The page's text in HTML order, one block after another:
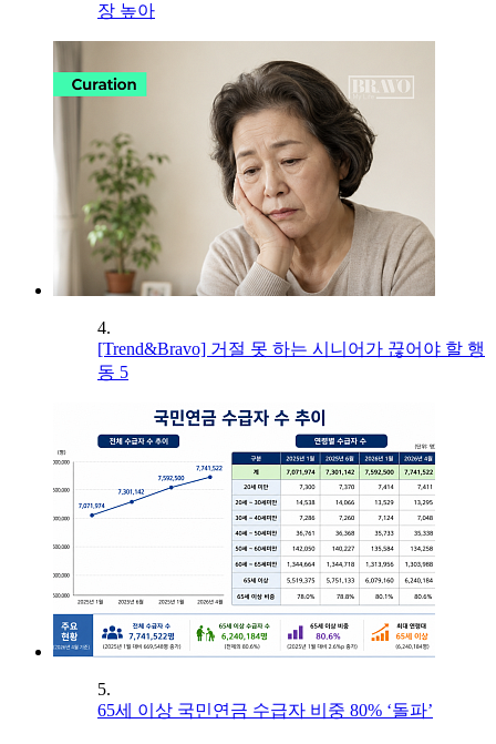
장 높아
4.
[Trend&Bravo] 거절 못 하는 시니어가 끊어야 할 행
동 5
5.
65세 이상 국민연금 수급자 비중 80% ‘돌파’